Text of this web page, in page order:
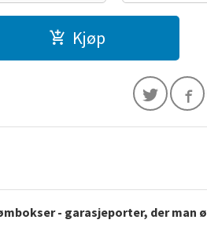
Kjøp
- garasjeporter, der man